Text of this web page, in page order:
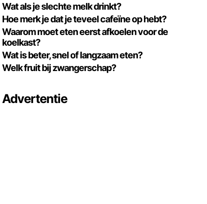
Wat als je slechte melk drinkt?
Hoe merk je dat je teveel cafeïne op hebt?
Waarom moet eten eerst afkoelen voor de
koelkast?
Wat is beter, snel of langzaam eten?
Welk fruit bij zwangerschap?
Advertentie